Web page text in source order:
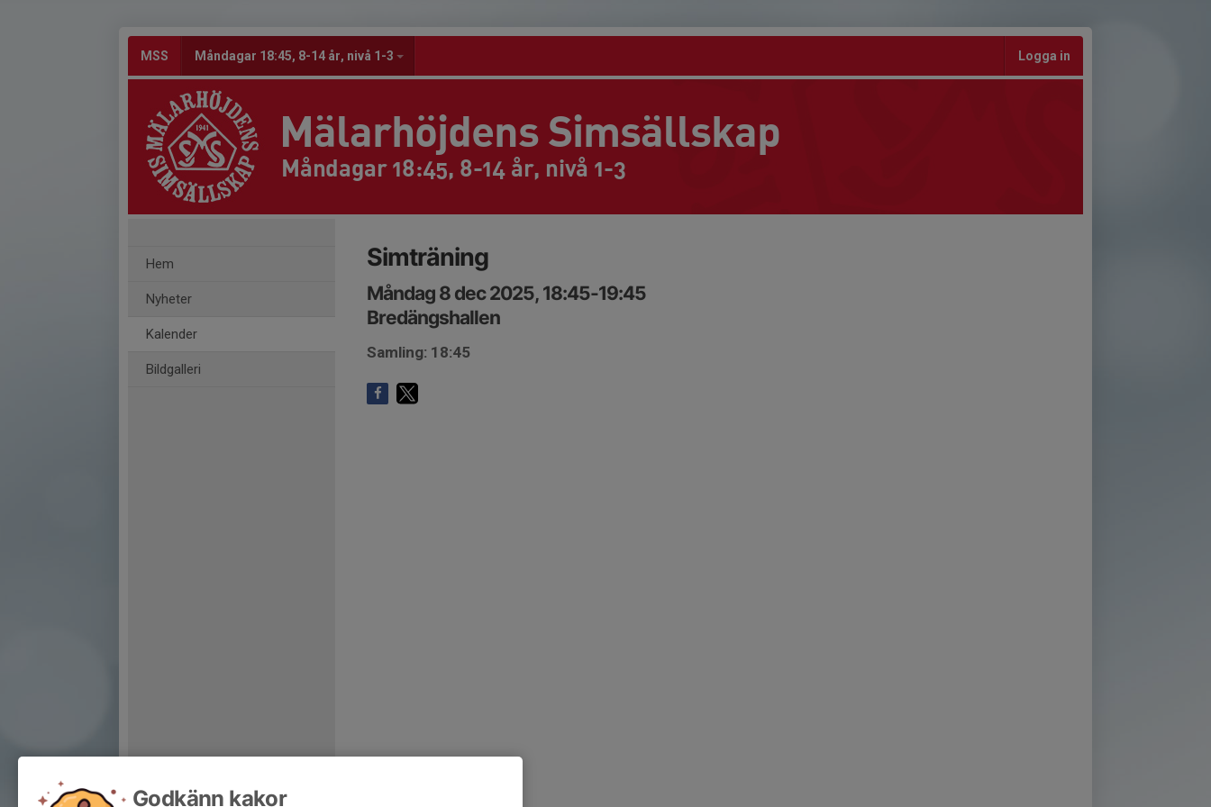
MSS Måndagar 18:45, 8-14 år, nivå 1-3 Logga in
Mälarhöjdens Simsällskap
Måndagar 18:45, 8-14 år, nivå 1-3
Hem
Nyheter
Kalender
Bildgalleri
Simträning
Måndag 8 dec 2025, 18:45-19:45
Bredängshallen
Samling: 18:45
Godkänn kakor